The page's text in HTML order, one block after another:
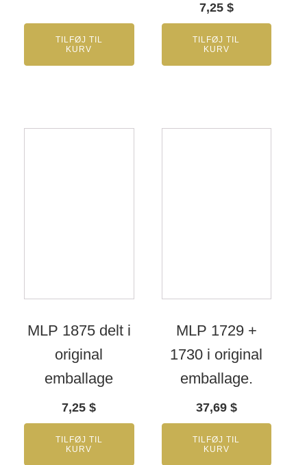
TILFØJ TIL
KURV
7,25 $
TILFØJ TIL
KURV
MLP 1875 delt i
original
emballage
7,25$
TILFØJ TIL
KURV
MLP 1729 +
1730 i original
emballage.
37,69 $
TILFØJ TIL
KURV